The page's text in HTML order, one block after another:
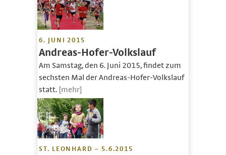
6. JUNI 2015
Andreas-Hofer-Volkslauf
Am Samstag, den 6. Juni 2015, findet zum
sechsten Mal der Andreas-Hofer-Volkslauf
statt. [mehr]
ST. LEONHARD – 5.6.2015